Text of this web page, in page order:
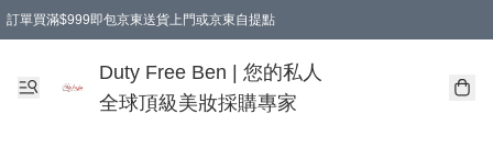
訂單買滿$999即包京東送貨上門或京東自提點
Duty Free Ben | 您的私人
全球頂級美妝採購專家